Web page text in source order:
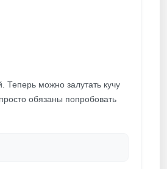
Теперь можно залутать кучу
обязаны попробовать